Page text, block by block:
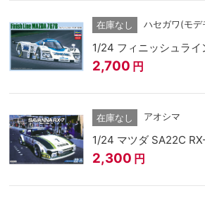
在庫なし ハセガワ(モデ
1/24 フィニッシュラ
2,700 円
在庫なし アオシマ
1/24 マツダ SA22C
2,300 円